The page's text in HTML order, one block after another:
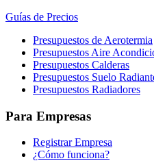
Guías de Precios
Presupuestos de Aerotermia
Presupuestos Aire
Presupuestos Calderas
Presupuestos Suelo
Presupuestos Radiadores
Para Empresas
Registrar Empresa
¿Cómo funciona?